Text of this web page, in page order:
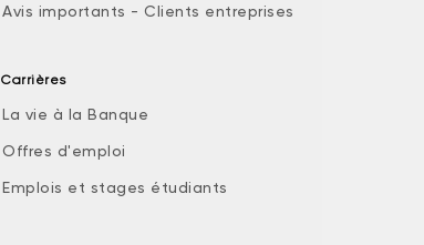
Avis importants - Clients entreprises
Carrières
La vie à la Banque
Offres d'emploi
Emplois et stages étudiants